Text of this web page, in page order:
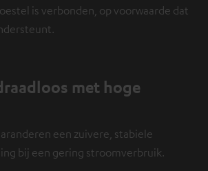
is verbonden, op voorwaarde dat
met hoge
een zuivere, stabiele
bij een gering stroomverbruik.